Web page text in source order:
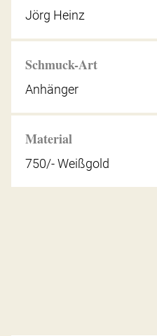
Jörg Heinz
Schmuck-Art
Anhänger
Material
750/- Weißgold